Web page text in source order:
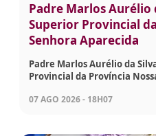
Padre Marlos Aurélio
Superior Provincial
Senhora Aparecida
Padre Marlos Aurélio da
Provincial da Província
07 AGO 2026 - 18H07